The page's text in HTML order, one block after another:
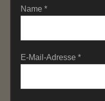
Name *
E-Mail-Adresse *